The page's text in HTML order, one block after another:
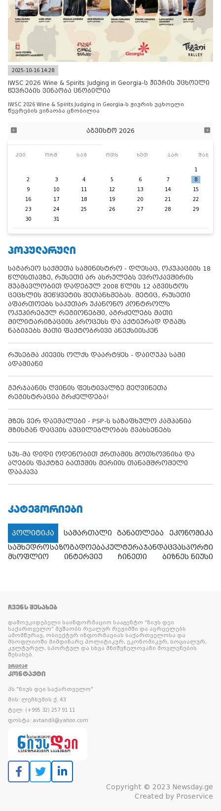
2025-10-16 14:28
IWSC 2026 Wine & Spirits Judging in Georgia-ს ჟიურის უცხოელი
წევრების ვინაობა ცნობილია
IWSC 2026 Wine & Spirits Judging in Georgia-ს ჟიურის უცხოელი
წევრების ვინაობა ცნობილია
აგვისტო 2026
კვი ორშ სამ ოთხ ხუთ პარ შაბ
1
2
3 4 5 6 7
8
9
10 11 12 13 14
15
16
17 18 19 20 21
22
23
24 25 26 27 28
29
30
31
ᲞᲝᲞᲣᲚᲐᲠᲣᲚᲘ
საგარეო საქმეთა სამინისტრო - დღესაც, ოკუპაციის 18
წლისთავზე, რუსეთი არ ასრულებს ევროკავშირის
შუამავლობით დადებულ 2008 წლის 12 აგვისტოს
ცეცხლის შეწყვეტის შეთანხმებას. მეტიც, რუსეთი
აფართოებს საკუთარ უკანონო კონტროლს
ოკუპირებულ რეგიონებში, აგრძელებს მათი
მილიტარიზაციის პროცესს და აქტიურად დგამს
ნაბიჯებს მათი ფაქტობრივი ანექსიისკენ
რუსებმა კიევის ოლქს დაარტყეს - დაიღუპა სამი
ადამიანი
გურჯაანის ღვინის ფესტივალზე მეღვინეთა
რეგისტრაცია გრძელდება!
მზეს ვერ დაემალები - PSP-ს საზაფხულო კამპანია
მზისგან დაცვის აუცილებლობას გვახსენებს
სუს-მა დიდი ოდენობით ქრთამის მოთხოვნისა და
აღების ფაქტზე ბათუმის მერიის თანამშრომელი
დააკავა
ᲙᲐᲢᲔᲒᲝᲠᲘᲔᲑᲘ
პოლიტიკა სამართალი განათლება
ეკონომიკა
სამხედროსაზოგადოებაკულტურაჯანდაცვასპორტი
მსოფლიო
ინტერვიუ ჩინეთი ბიზნეს ნიუსი
ᲩᲕᲔᲜᲡ ᲨᲔᲡᲐᲮᲔᲑ
დამოუკიდებელი საინფორმაციო სააგენტო “ნიუს დეი
საქართველო” მუშაობს რეალურ რეჟიმში და ავრცელებს
ამომწურავ, ობიექტურ ინფორმაციას საქართველოსა და
მსოფლიოში მიმდინარე პოლიტიკურ, ეკონომიკურ, სოციალურ,
კულტურულ, სპორტულ და სხვა მნიშვნელოვანი მოვლენების
შესახებ.
ᲕᲠᲪᲚᲐᲓ
ᲙᲝᲜᲢᲐᲥᲢᲘ
პს "ნიუს დეი საქართველო"
მის: ლეჩხუმის ქ. 43
ტელ: (+995 32) 257 91 11
ფოსტა: avtandil@yahoo.com
Copyright © 2023 Newsday.ge
Created by Proservice